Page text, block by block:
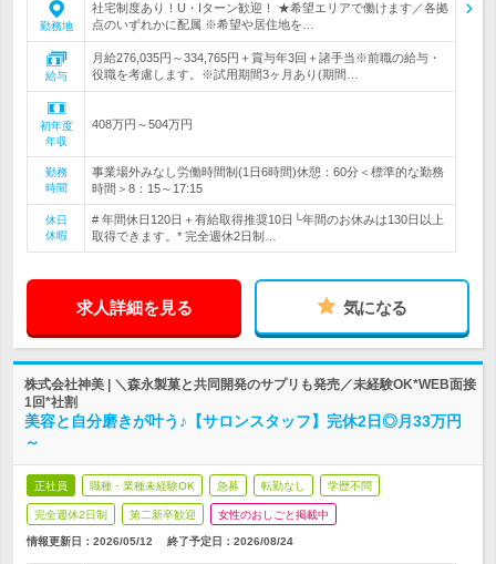
勤務地
社宅制度あり！U・Iターン歓迎！ ★希望エリアで働けます／各拠
点のいずれかに配属 ※希望や居住地を…
給与
月給276,035円～334,765円＋賞与年3回＋諸手当※前職の給与・
役職を考慮します。※試用期間3ヶ月あり(期間…
初年度
年収
408万円～504万円
勤務
時間
事業場外みなし労働時間制(1日6時間)休憩：60分＜標準的な勤務
時間＞8：15～17:15
休日
休暇
# 年間休日120日＋有給取得推奨10日└年間のお休みは130日以上
取得できます。* 完全週休2日制…
求人詳細を見る 気になる
株式会社神美 | ＼森永製菓と共同開発のサプリも発売／未経験OK*WEB面接
1回*社割
美容と自分磨きが叶う♪【サロンスタッフ】完休2日◎月33万円
～
正社員 職種・業種未経験OK 急募 転勤なし 学歴不問
完全週休2日制 第二新卒歓迎 女性のおしごと掲載中
情報更新日：2026/05/12 終了予定日： 2026/08/24